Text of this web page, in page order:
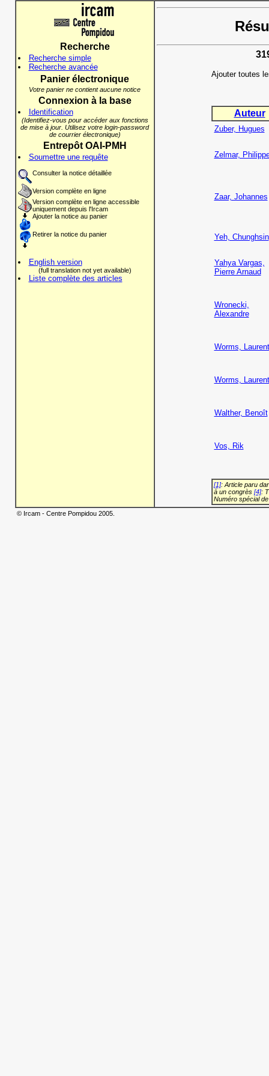
Recherche
Recherche simple
Recherche avancée
Panier électronique
Votre panier ne contient aucune notice
Connexion à la base
Identification
(Identifiez-vous pour accéder aux fonctions
de mise à jour. Utilisez votre login-password
de courrier électronique)
Entrepôt OAI-PMH
Soumettre une requête
Consulter la notice détaillée
Version complète en ligne
Version complète en ligne accessible
uniquement depuis l'Ircam
Ajouter la notice au panier
Retirer la notice du panier
English version
(full translation not yet available)
Liste complète des articles
Ajouter toutes
Auteur
Zuber, Hugues
Zelmar,
Zaar, Johannes
Yeh, Chunghsin
Yahya Vargas,
Pierre Arnaud
Wronecki,
Alexandre
Worms, Laurent
Worms, Laurent
Walther, Benoît
Vos, Rik
[1]: Article paru
à un congrès [4]:
Numéro spécial
© Ircam - Centre Pompidou 2005.